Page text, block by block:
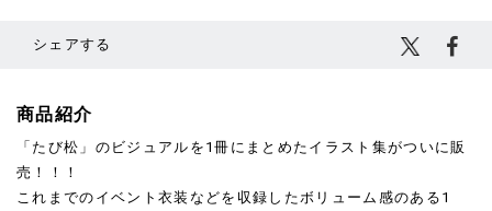
シェアする
商品紹介
「たび松」のビジュアルを1冊にまとめたイラスト集がついに販
売！！！
これまでのイベント衣装などを収録したボリューム感のある1